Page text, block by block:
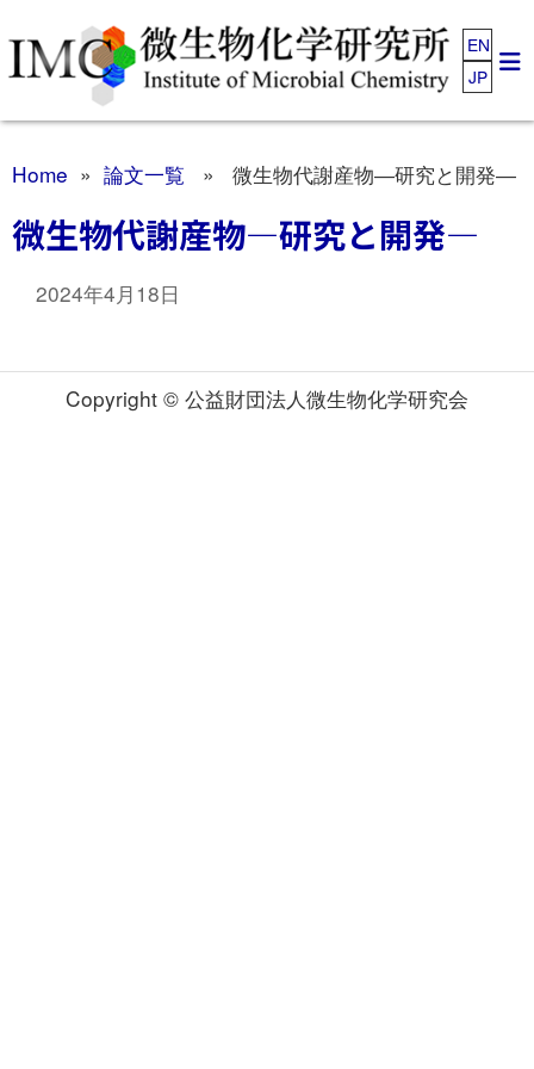
EN
JP
Home » 論文一覧 » 微生物代謝産物―研究と開発―
微生物代謝産物―研究と開発―
2024年4月18日
Copyright © 公益財団法人微生物化学研究会